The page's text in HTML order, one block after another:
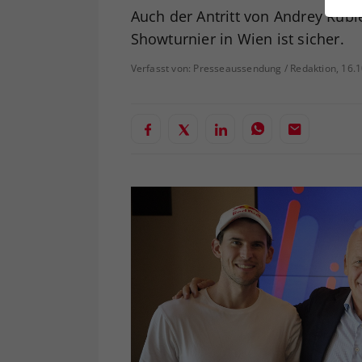
Auch der Antritt von Andrey
Showturnier in Wien ist sicher.
Verfasst von: Presseaussendung / Redaktion,